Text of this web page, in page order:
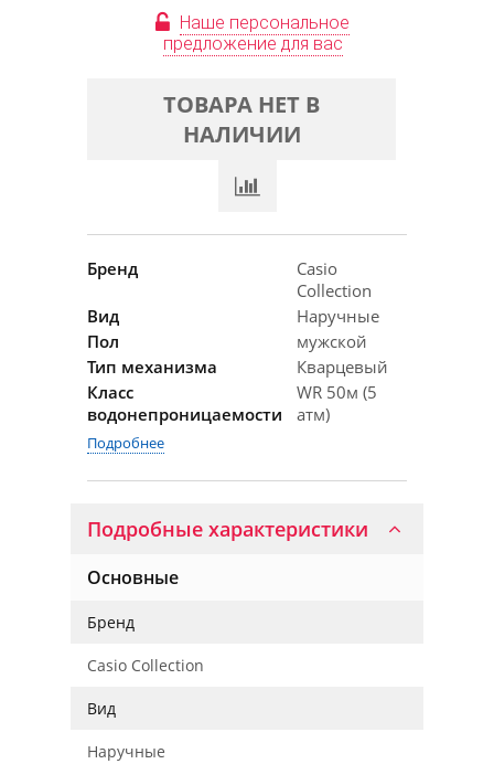
Наше персональное
предложение для вас
ТОВАРА НЕТ В
НАЛИЧИИ
Бренд
Casio
Collection
Вид
Наручные
Пол
мужской
Тип механизма
Кварцевый
Класс
водонепроницаемости
WR 50м (5
атм)
Подробнее
Подробные характеристики
Основные
Бренд
Casio Collection
Вид
Наручные